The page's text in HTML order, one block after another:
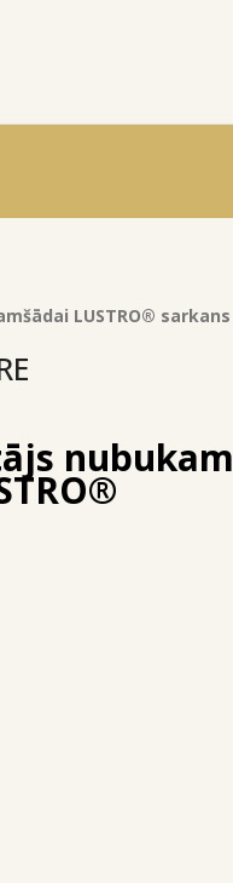
LUSTRO® sarkans
nubukam